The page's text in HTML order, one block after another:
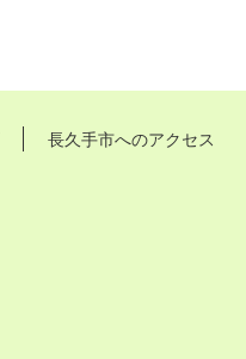
長久手市へのアクセス